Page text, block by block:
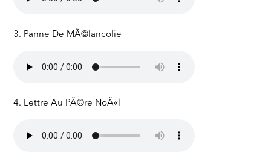
3. Panne De MÃ©lancolie
4. Lettre Au PÃ©re NoÃ«l